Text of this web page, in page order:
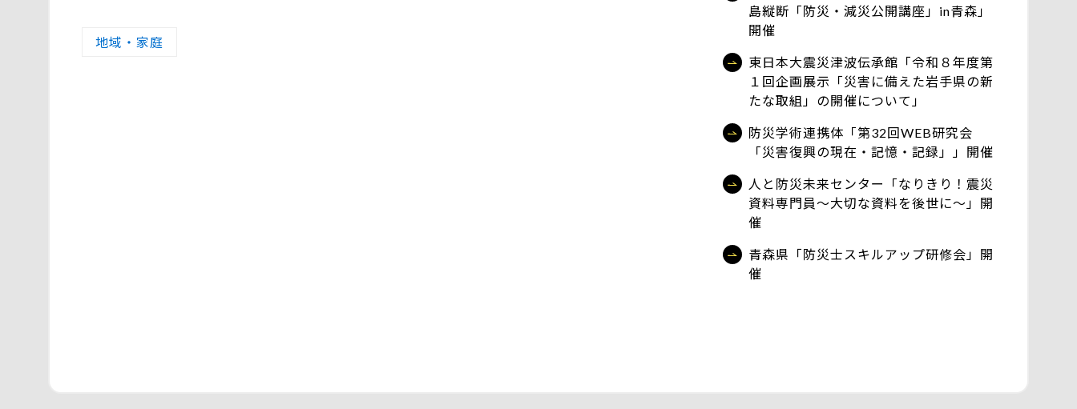
地域・家庭
島縦断「防災・減災公開講座」in青森」
開催
東日本大震災津波伝承館「令和８年度第
１回企画展示「災害に備えた岩手県の新
たな取組」の開催について」
防災学術連携体「第32回WEB研究会
「災害復興の現在・記憶・記録」」開催
人と防災未来センター「なりきり！震災
資料専門員～大切な資料を後世に～」開
催
青森県「防災士スキルアップ研修会」開
催